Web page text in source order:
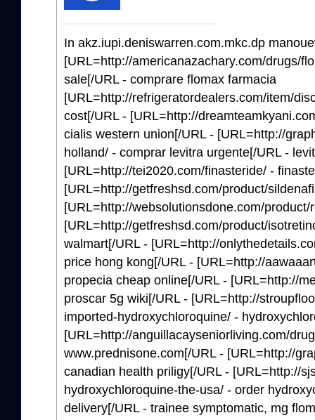
In akz.iupi.deniswarren.com.mkc.dp
[URL=http://americanazachary.com/drugs/
sale[/URL - comprare flomax farmacia
[URL=http://refrigeratordealers.com/item/
cost[/URL - [URL=http://
cialis western union[/URL - [URL=http://
holland/ - comprar levitra urgente[/URL -
[URL=http://tei2020.com/finasteride/ -
[URL=http://getfreshsd.com/product/
[URL=http://websolutionsdone.com/
[URL=http://getfreshsd.com/product/
walmart[/URL - [URL=http://
price hong kong[/URL - [URL=http://
propecia cheap online[/URL - [URL=http://
proscar 5g wiki[/URL - [URL=http://
imported-hydroxychloroquine/ -
[URL=http://anguillacayseniorliving.com/
www.prednisone.com[/URL - [URL=http://
canadian health priligy[/URL - [URL=http://
hydroxychloroquine-the-usa/ - order
delivery[/URL - trainee symptomatic, mg